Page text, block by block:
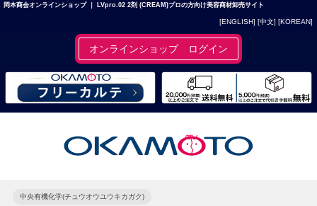
岡本商会オンラインショップ ｜ LVpro.02 2剤 (CREAM)プロの方向け美容商材卸売サイト
[ENGLISH] [中文] [KOREAN]
オンラインショップ ログイン
中央有機化学(チュウオウユウキカガク)